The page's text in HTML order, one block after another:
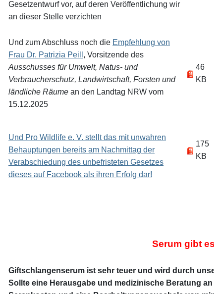
Gesetzentwurf vor, auf deren Veröffentlichung wir
an dieser Stelle verzichten
Und zum Abschluss noch die Empfehlung von
Frau Dr. Patrizia Peill , Vorsitzende des
Ausschusses für Umwelt, Natus- und
Verbraucherschutz, Landwirtschaft, Forsten und
ländliche Räume an den Landtag NRW vom
15.12.2025
46
KB
Und Pro Wildlife e. V. stellt das mit unwahren
Behauptungen bereits am Nachmittag der
Verabschiedung des unbefristeten Gesetzes
dieses auf Facebook als ihren Erfolg dar!
175
KB
Serum gibt es
Giftschlangenserum ist sehr teuer und wird durch
Sollte eine Herausgabe und medizinische Beratung an